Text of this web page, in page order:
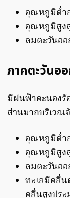
อุณหภูมิต่ำ
อุณหภูมิสูง
ลมตะวันออ
ภาคตะวันอ
มีฝนฟ้าคะนองร้
ส่วนมากบริเวณ
อุณหภูมิต่ำ
อุณหภูมิสูง
ลมตะวันออ
ทะเลมีคลื่